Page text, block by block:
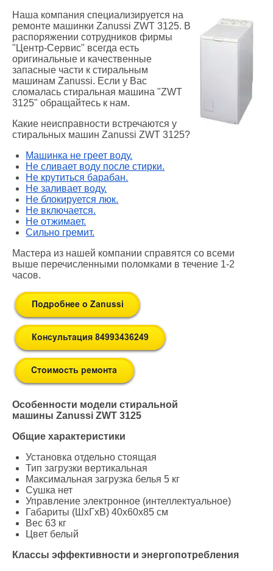
Наша компания специализируется на
ремонте машинки Zanussi ZWT 3125. В
распоряжении сотрудников фирмы
"Центр-Сервис" всегда есть
оригинальные и качественные
запасные части к стиральным
машинам Zanussi. Если у Вас
сломалась стиральная машина "ZWT
3125" обращайтесь к нам.
Какие неисправности встречаются у
стиральных машин Zanussi ZWT 3125?
Машинка не греет воду.
Не сливает воду после стирки.
Не крутиться барабан.
Не заливает воду.
Не блокируется люк.
Не включается.
Не отжимает.
Сильно гремит.
Мастера из нашей компании справятся со всеми
выше перечисленными поломками в течение 1-2
часов.
Особенности модели стиральной
машины Zanussi ZWT 3125
Общие характеристики
Установка отдельно стоящая
Тип загрузки вертикальная
Максимальная загрузка белья 5 кг
Сушка нет
Управление электронное (интеллектуальное)
Габариты (ШxГxВ) 40x60x85 см
Вес 63 кг
Цвет белый
Классы эффективности и энергопотребления